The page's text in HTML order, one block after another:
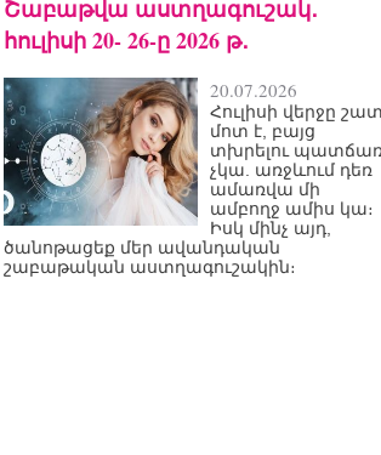
Շաբաթվա աստղագուշակ․
հուլիսի 20- 26-ը 2026 թ․
20.07.2026
Հուլիսի վերջը շատ
մոտ է, բայց
տխրելու պատճառ
չկա. առջևում դեռ
ամառվա մի
ամբողջ ամիս կա։
Իսկ մինչ այդ,
ծանոթացեք մեր ավանդական
շաբաթական աստղագուշակին։